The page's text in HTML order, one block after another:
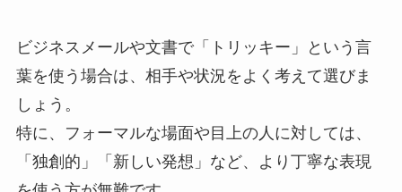
ビジネスメールや文書で「トリッキー」という言
葉を使う場合は、相手や状況をよく考えて選びま
しょう。
特に、フォーマルな場面や目上の人に対しては、
「独創的」「新しい発想」など、より丁寧な表現